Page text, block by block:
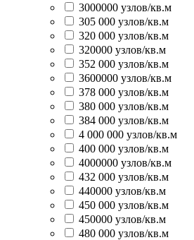
3000000 узлов/кв.м
305 000 узлов/кв.м
320 000 узлов/кв.м
320000 узлов/кв.м
352 000 узлов/кв.м
3600000 узлов/кв.м
378 000 узлов/кв.м
380 000 узлов/кв.м
384 000 узлов/кв.м
4 000 000 узлов/кв.м
400 000 узлов/кв.м
4000000 узлов/кв.м
432 000 узлов/кв.м
440000 узлов/кв.м
450 000 узлов/кв.м
450000 узлов/кв.м
480 000 узлов/кв.м